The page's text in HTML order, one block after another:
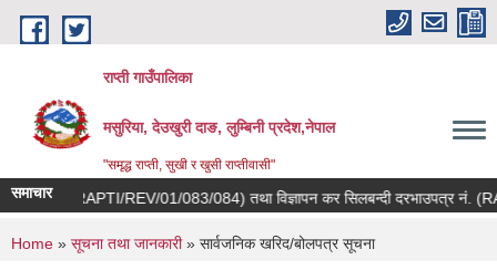
Skip to main content
राप्ती गाउँपालिका
मसुरिया, देउखुरी दाङ, लुम्बिनी प्रदेश,नेपाल
"समृद्ध राप्ती, सुखी र खुसी राप्तीवासी"
समाचारनं. (RAPTI/REV/01/083/084) तथा विज्ञापन कर सिलबन्दी दरभाउपत्र नं.
You are here
Home » सूचना तथा जानकारी» सार्वजनिक खरिद/बोलपत्र सूचना